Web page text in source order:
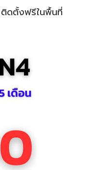
ติดตั้งฟรีในพื้นที่